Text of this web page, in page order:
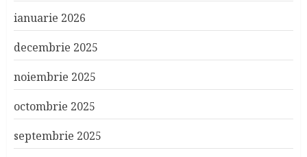
ianuarie 2026
decembrie 2025
noiembrie 2025
octombrie 2025
septembrie 2025